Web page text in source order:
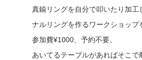
真鍮リングを自分で叩いたり加工
ナルリングを作るワークショップ
参加費¥1000、予約不要。
あいてるテーブルがあればそこで